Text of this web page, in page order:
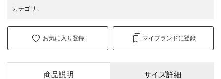
カテゴリ :
お気に入り登録 マイブランドに登録
商品説明 サイズ詳細